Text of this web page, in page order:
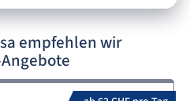
empfehlen wir